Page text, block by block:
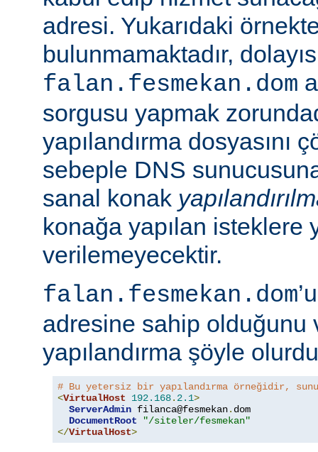
adresi. Yukarıdaki
bulunmamaktadır,
falan.fesmekan.dom
sorgusu yapmak
yapılandırma dosyasını
sebeple DNS
sanal konak
konağa yapılan isteklere
verilemeyecektir.
falan.fesmekan.dom
adresine sahip olduğunu
yapılandırma şöyle
# Bu yetersiz bir yapılandırma örneğidir,
<VirtualHost 192.168. 2.1>
ServerAdmin filanca@fesmekan. dom
DocumentRoot
"/siteler/fesmekan"
</VirtualHost>